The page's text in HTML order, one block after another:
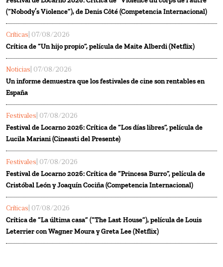
(“Nobody’s Violence”), de Denis Côté (Competencia Internacional)
Críticas | 07/08/2026
Crítica de “Un hijo propio”, película de Maite Alberdi (Netflix)
Noticias | 07/08/2026
Un informe demuestra que los festivales de cine son rentables en
España
Festivales | 07/08/2026
Festival de Locarno 2026: Crítica de “Los días libres”, película de
Lucila Mariani (Cineasti del Presente)
Festivales | 07/08/2026
Festival de Locarno 2026: Crítica de “Princesa Burro”, película de
Cristóbal León y Joaquín Cociña (Competencia Internacional)
Críticas | 07/08/2026
Crítica de “La última casa” (“The Last House”), película de Louis
Leterrier con Wagner Moura y Greta Lee (Netflix)